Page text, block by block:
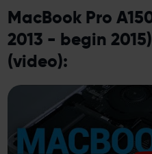
MacBook Pro
2013 - begin
(video):